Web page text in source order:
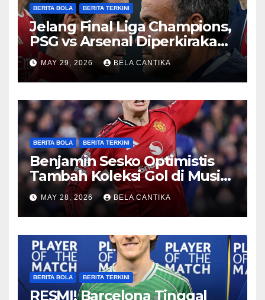
BERITA BOLA BERITA TERKINI
Jelang Final Liga Champions,
PSG vs Arsenal Diperkirakan
Sengit
MAY 29, 2026 BELA CANTIKA
BERITA BOLA BERITA TERKINI
Benjamin Sesko Optimistis
Tambah Koleksi Gol di Musim
2026/27
MAY 28, 2026 BELA CANTIKA
BERITA BOLA BERITA TERKINI
RESMI! Barcelona Tinggal